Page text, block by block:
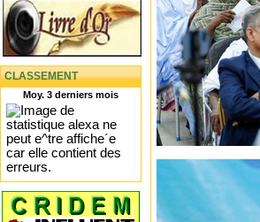
CLASSEMENT
Moy. 3 derniers mois